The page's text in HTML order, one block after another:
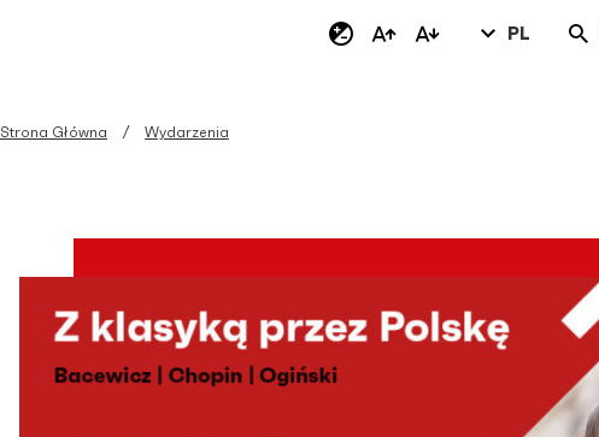
PL
Strona Główna Wydarzenia